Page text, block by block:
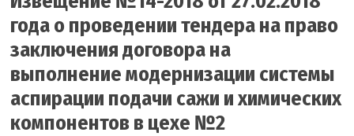
года о проведении тендера на право
заключения договора на
выполнение модернизации системы
аспирации подачи сажи и химических
компонентов в цехе №2